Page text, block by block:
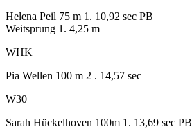
Helena Peil 75 m 1. 10,92 sec PB
Weitsprung 1. 4,25 m
WHK
Pia Wellen 100 m 2 . 14,57 sec
W30
Sarah Hückelhoven 100m 1. 13,69 sec PB